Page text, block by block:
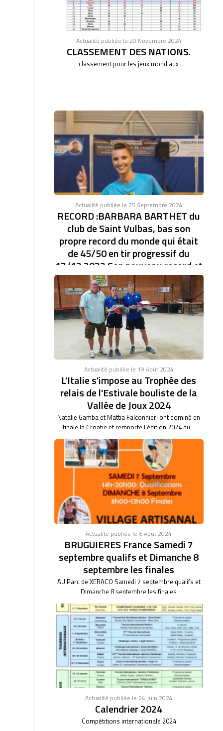
Actualité publiée le 20 Novembre 2024
CLASSEMENT DES NATIONS.
classement pour les jeux mondiaux
Actualité publiée le 25 Septembre 2024
RECORD :BARBARA BARTHET du
club de Saint Vulbas, bas son
propre record du monde qui était
de 45/50 en tir progressif du
17/12 2023 Son nouveau record et
de 46/47.établi à la coupe d'Europe
des clubs féminin.
RECORD DU MONDE EN TIR PROGRESSIF AVEC
46/47. BARBARA BARTHET du club de Saint Vulbas,
bas son...
Actualité publiée le 19 Août 2024
L'Italie s'impose au Trophée des
relais de l'Estivale bouliste de la
Vallée de Joux 2024
Natalie Gamba et Mattia Falconnieri ont dominé en
finale la Croatie et remporte l'édition 2024 du...
Actualité publiée le 6 Août 2024
BRUGUIERES France Samedi 7
septembre qualifs et Dimanche 8
septembre les finales
AU Parc de XERACO Samedi 7 septembre qualifs et
Dimanche 8 septembre les finales
Actualité publiée le 24 Juin 2024
Calendrier 2024
Compétitions internationale 2024